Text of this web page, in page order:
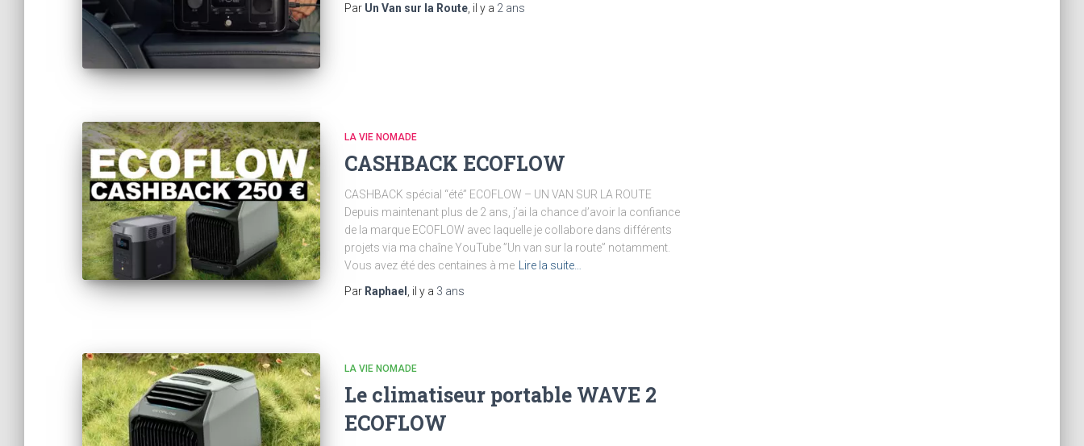
Par Un Van sur la Route , il y a 2 ans
LA VIE NOMADE
CASHBACK ECOFLOW
CASHBACK spécial “été” ECOFLOW – UN VAN SUR LA ROUTE
Depuis maintenant plus de 2 ans, j’ai la chance d’avoir la confiance
de la marque ECOFLOW avec laquelle je collabore dans différents
projets via ma chaîne YouTube ”Un van sur la route” notamment.
Vous avez été des centaines à me
Lire la suite…
Par Raphael , il y a 3 ans
LA VIE NOMADE
Le climatiseur portable WAVE 2
ECOFLOW